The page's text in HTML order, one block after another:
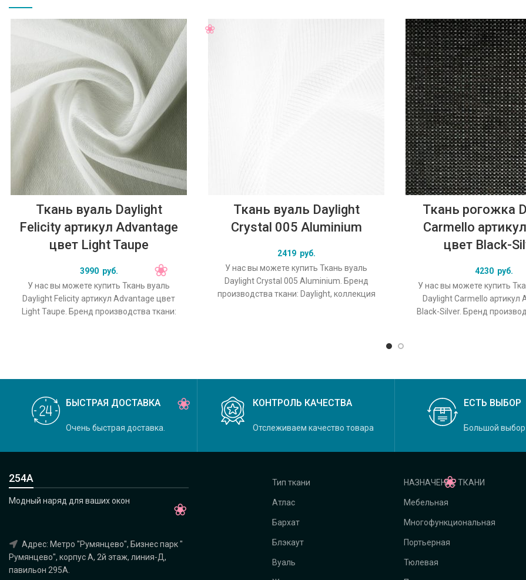
Ткань вуаль Daylight
Felicity артикул Advantage
цвет Light Taupe
3990 руб.
У нас вы можете купить Ткань вуаль
Daylight Felicity артикул Advantage цвет
Light Taupe. Бренд производства ткани:
Ткань вуаль Daylight
Crystal 005 Aluminium
2419 руб.
У нас вы можете купить Ткань вуаль
Daylight Crystal 005 Aluminium. Бренд
производства ткани: Daylight, коллекция
Ткань рогожка
Carmello
цвет Black-
4230 руб.
У нас вы можете купить
Daylight Carmello артикул
Black-Silver. Бренд
БЫСТРАЯ ДОСТАВКА
Очень быстрая доставка.
КОНТРОЛЬ КАЧЕСТВА
Отслеживаем качество товара
ЕСТЬ ВЫБОР
Большой выбор
254А
Модный наряд для ваших окон
Адрес: Метро "Румянцево", Бизнес парк "
Румянцево", корпус А, 2й этаж, линия-Д,
павильон 295A.
Тип ткани
Атлас
Бархат
Блэкаут
Вуаль
НАЗНАЧЕНИЕ ТКАНИ
Мебельная
Многофункциональная
Портьерная
Тюлевая